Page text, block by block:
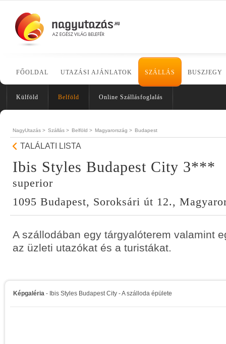
FŐOLDAL UTAZÁSI AJÁNLATOK SZÁLLÁS BUSZJEGY
Külföld Belföld Online Szállásfoglalás
NagyUtazás > Szállás > Belföld > Magyarország > Budapest
TALÁLATI LISTA
Ibis Styles Budapest City 3***
superior
1095 Budapest, Soroksári út 12.,
A szállodában egy tárgyalóterem valamint
az üzleti utazókat és a turistákat.
Képgaléria - Ibis Styles Budapest City - A szálloda épülete